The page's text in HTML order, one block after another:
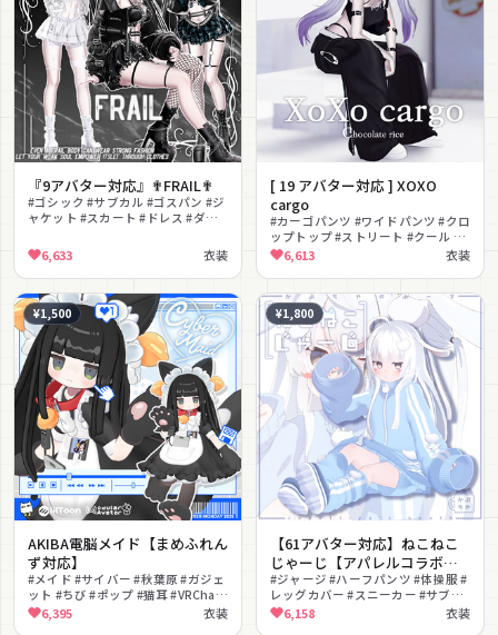
『9アバター対応』✟FRAIL✟
#ゴシック #サブカル #ゴスパン #ジ
ャケット #スカート #ドレス #ダー
ー6,633 衣装
[ 19 アバター対応 ] XOXO
cargo
#カーゴパンツ #ワイドパンツ #クロ
ップトップ #ストリート #クール #
ボーイッシュ #セクシー #ビッグシ
ルエット #Y2K #サブカル
6,613 衣装
¥1,500
AKIBA電脳メイド【まめふれん
ず対応】
#メイド #サイバー #秋葉原 #ガジェ
ット #ちび #ポップ #猫耳 #VRChat
#メイド服 #レトロ
6,395 衣装
¥1,800
【61アバター対応】ねこねこ
じゃーじ【アパレルコラボ
中】
#ジャージ #ハーフパンツ #体操服 #
レッグカバー #スニーカー #サブカ
ル #ゆめかわいい #学園 #スポーテ
ィ #カジュアル
6,158 衣装